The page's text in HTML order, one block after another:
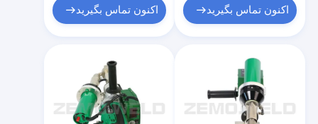
محصولات
درباره ما
اکنون تماس بگیرید اکنون تماس بگیرید